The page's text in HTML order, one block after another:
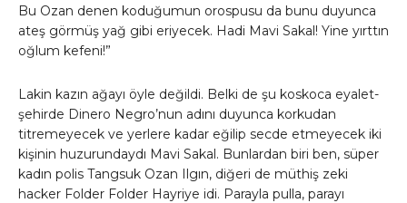
Bu Ozan denen koduğumun orospusu da bunu duyunca
ateş görmüş yağ gibi eriyecek. Hadi Mavi Sakal! Yine yırttın
oğlum kefeni!”
Lakin kazın ağayı öyle değildi. Belki de şu koskoca eyalet-
şehirde Dinero Negro’nun adını duyunca korkudan
titremeyecek ve yerlere kadar eğilip secde etmeyecek iki
kişinin huzurundaydı Mavi Sakal. Bunlardan biri ben, süper
kadın polis Tangsuk Ozan Ilgın, diğeri de müthiş zeki
hacker Folder Folder Hayriye idi. Parayla pulla, parayı